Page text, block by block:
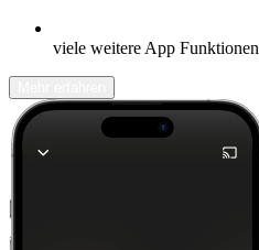
viele weitere App Funktionen